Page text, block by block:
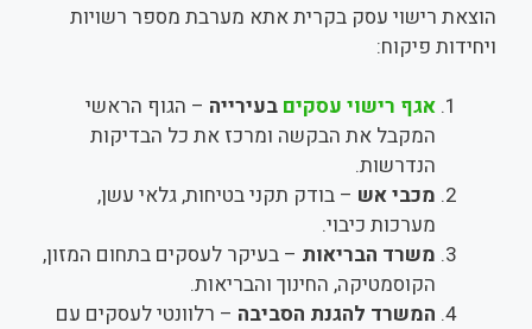
הוצאת רישוי עסק בקרית אתא מערבת מספר רשויות
ויחידות פיקוח:
אגף רישוי עסקים בעירייה – הגוף הראשי
המקבל את הבקשה ומרכז את כל הבדיקות
הנדרשות.
מכבי אש – בודק תקני בטיחות, גלאי עשן,
מערכות כיבוי.
משרד הבריאות – בעיקר לעסקים בתחום המזון,
הקוסמטיקה, החינוך והבריאות.
המשרד להגנת הסביבה – רלוונטי לעסקים עם